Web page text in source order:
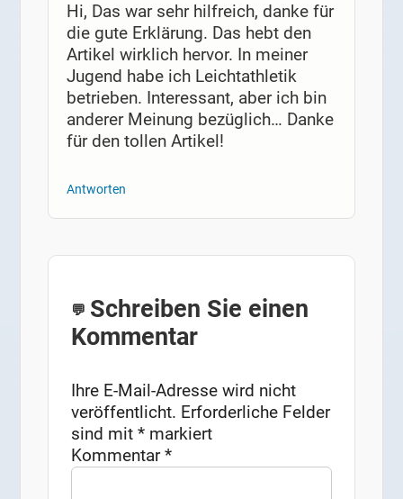
Hi, Das war sehr hilfreich, danke für
die gute Erklärung. Das hebt den
Artikel wirklich hervor. In meiner
Jugend habe ich Leichtathletik
betrieben. Interessant, aber ich bin
anderer Meinung bezüglich… Danke
für den tollen Artikel!
Antworten
Schreiben Sie einen
Kommentar
Ihre E-Mail-Adresse wird nicht
veröffentlicht. Erforderliche Felder
sind mit* markiert
Kommentar*